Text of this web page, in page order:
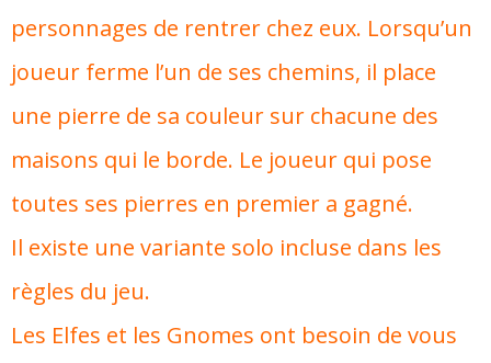
personnages de rentrer chez eux. Lorsqu’un
joueur ferme l’un de ses chemins, il place
une pierre de sa couleur sur chacune des
maisons qui le borde. Le joueur qui pose
toutes ses pierres en premier a gagné.
Il existe une variante solo incluse dans les
règles du jeu.
Les Elfes et les Gnomes ont besoin de vous